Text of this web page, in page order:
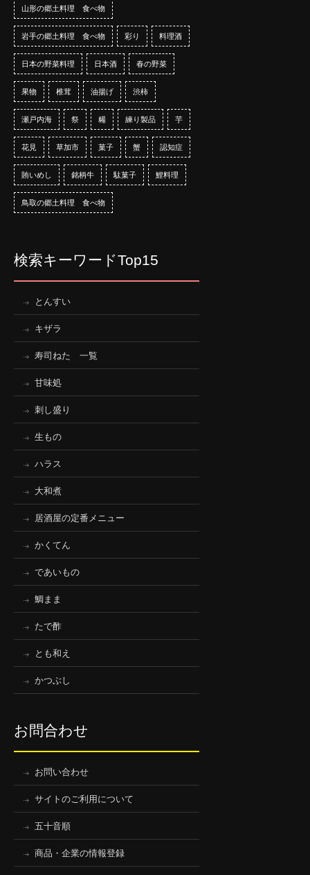
山形の郷土料理 食べ物
岩手の郷土料理 食べ物 彩り 料理酒
日本の野菜料理 日本酒 春の野菜
果物 椎茸 油揚げ 渋柿
瀬戸内海 祭 糒 練り製品 芋
花見 草加市 菓子 蟹 認知症
賄いめし 銘柄牛 駄菓子 鯉料理
鳥取の郷土料理 食べ物
検索キーワードTop15
とんすい
キザラ
寿司ねた 一覧
甘味処
刺し盛り
生もの
ハラス
大和煮
居酒屋の定番メニュー
かくてん
であいもの
鯛まま
たで酢
とも和え
かつぶし
お問合わせ
お問い合わせ
サイトのご利用について
五十音順
商品・企業の情報登録